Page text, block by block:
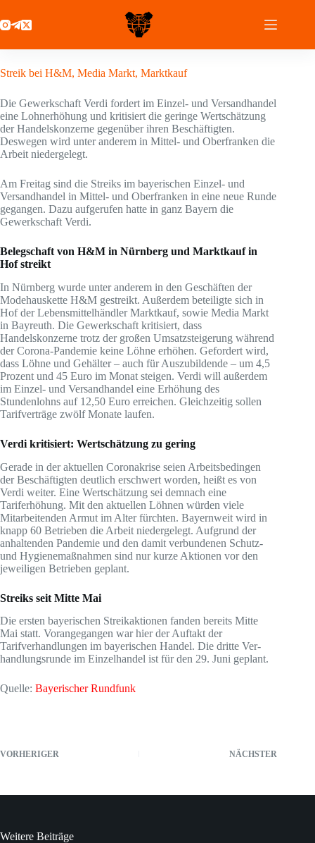
Inhalt
springen
Streik bei H&M, Media Markt, Marktkauf
Die Gewerkschaft Verdi fordert im Einzel- und Versandhandel
eine Lohnerhöhung und kritisiert die geringe Wertschätzung
der Handelskonzerne gegenüber ihren Beschäftigten.
Deswegen wird unter anderem in Mittel- und Oberfranken die
Arbeit niedergelegt.
Am Freitag sind die Streiks im bayerischen Einzel- und
Versandhandel in Mittel- und Oberfranken in eine neue Runde
gegangen. Dazu aufgerufen hatte in ganz Bayern die
Gewerkschaft Verdi.
Belegschaft von H&M in Nürnberg und Marktkauf in
Hof streikt
In Nürnberg wurde unter anderem in den Geschäften der
Modehauskette H&M gestreikt. Außerdem beteiligte sich in
Hof der Lebensmittelhändler Marktkauf, sowie Media Markt
in Bayreuth. Die Gewerkschaft kritisiert, dass
Handelskonzerne trotz der großen Umsatzsteigerung während
der Corona-Pandemie keine Löhne erhöhen. Gefordert wird,
dass Löhne und Gehälter – auch für Auszubildende – um 4,5
Prozent und 45 Euro im Monat steigen. Verdi will außerdem
im Einzel- und Versandhandel eine Erhöhung des
Stundenlohns auf 12,50 Euro erreichen. Gleichzeitig sollen
Tarifverträge zwölf Monate laufen.
Verdi kritisiert: Wertschätzung zu gering
Gerade in der aktuellen Coronakrise seien Arbeitsbedingen
der Beschäftigten deutlich erschwert worden, heißt es von
Verdi weiter. Eine Wertschätzung sei demnach eine
Tariferhöhung. Mit den aktuellen Löhnen würden viele
Mitarbeitenden Armut im Alter fürchten. Bayernweit wird in
knapp 60 Betrieben die Arbeit niedergelegt. Aufgrund der
anhaltenden Pandemie und den damit verbundenen Schutz-
und Hygienemaßnahmen sind nur kurze Aktionen vor den
jeweiligen Betrieben geplant.
Streiks seit Mitte Mai
Die ersten bayerischen Streikaktionen fanden bereits Mitte
Mai statt. Vorangegangen war hier der Auftakt der
Tarifverhandlungen im bayerischen Handel. Die dritte Ver­
hand­lungs­run­de im Einzelhandel ist für den 29. Juni geplant.
Quelle: Bayerischer Rundfunk
VORHERIGER NÄCHSTER
Weitere Beiträge